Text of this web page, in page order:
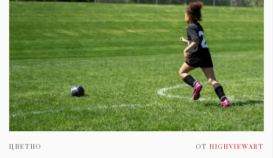
ЦВЕТНО ОТ HIGHVIEWART